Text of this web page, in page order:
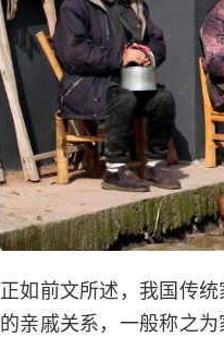
正如前文所述，我国传
的亲戚关系，一般称之